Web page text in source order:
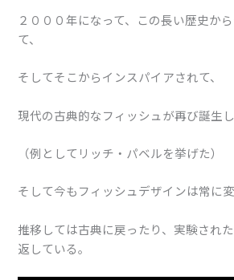
２０００年になって、この長い歴史か
て、
そしてそこからインスパイアされて、
現代の古典的なフィッシュが再び誕生し
（例としてリッチ・パベルを挙げた）
そして今もフィッシュデザインは常に変
推移しては古典に戻ったり、実験され
返している。